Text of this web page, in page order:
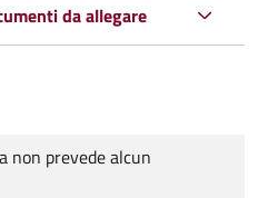
da allegare
non prevede alcun